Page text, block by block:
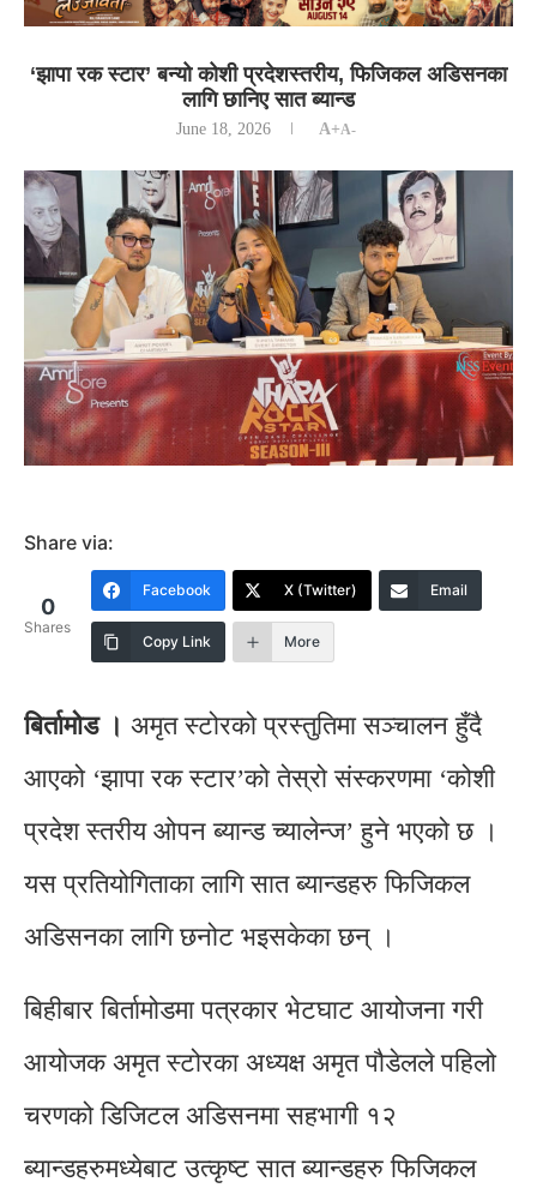
‘झापा रक स्टार’ बन्यो कोशी प्रदेशस्तरीय, फिजिकल अडिसनका
लागि छानिए सात ब्यान्ड
June 18, 2026 A+A-
Share via:
0
Shares
Facebook X (Twitter) Email
Copy Link More
बिर्तामोड । अमृत स्टोरको प्रस्तुतिमा सञ्चालन हुँदै
आएको ‘झापा रक स्टार’को तेस्रो संस्करणमा ‘कोशी
प्रदेश स्तरीय ओपन ब्यान्ड च्यालेन्ज’ हुने भएको छ ।
यस प्रतियोगिताका लागि सात ब्यान्डहरु फिजिकल
अडिसनका लागि छनोट भइसकेका छन् ।
बिहीबार बिर्तामोडमा पत्रकार भेटघाट आयोजना गरी
आयोजक अमृत स्टोरका अध्यक्ष अमृत पौडेलले पहिलो
चरणको डिजिटल अडिसनमा सहभागी १२
ब्यान्डहरुमध्येबाट उत्कृष्ट सात ब्यान्डहरु फिजिकल